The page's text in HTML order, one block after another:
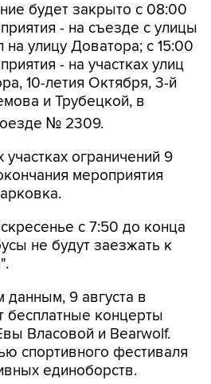
будет закрыто с 08:00
- на съезде с улицы
улицу Доватора; с 15:00
- на участках улиц
10-летия Октября, 3-й
и Трубецкой, в
№ 2309.
ограничений 9
мероприятия
с 7:50 до конца
не будут заезжать к
данным, 9 августа в
бесплатные концерты
Власовой и Bearwolf.
спортивного фестиваля
единоборств.